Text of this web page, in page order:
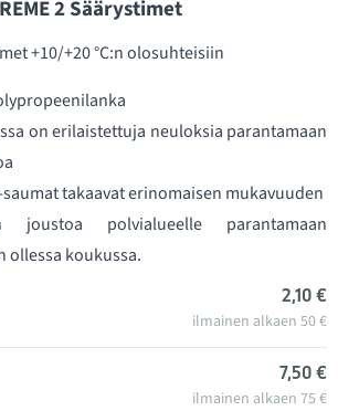
2 Säärystimet
+10/+20 °C:n olosuhteisiin
on erilaistettuja neuloksia parantamaan
takaavat erinomaisen mukavuuden
joustoa polvialueelle parantamaan
ollessa koukussa.
2,10 €
ilmainen alkaen 50 €
7,50 €
ilmainen alkaen 75 €